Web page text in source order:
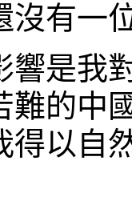
沒有一
響是我
難的中
得以自